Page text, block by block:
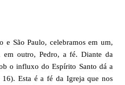
e São Paulo, celebramos em um,
em outro, Pedro, a fé. Diante da
o influxo do Espírito Santo dá a
Esta é a fé da Igreja que nos